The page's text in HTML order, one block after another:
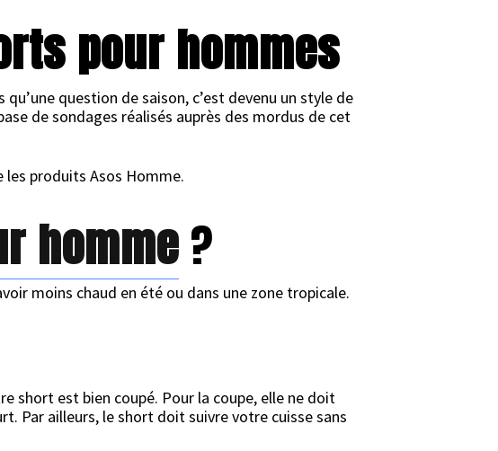
pour hommes
question de saison, c’est devenu un style de
de sondages réalisés auprès des mordus de cet
les produits Asos Homme.
homme?
moins chaud en été ou dans une zone tropicale.
short est bien coupé. Pour la coupe, elle ne doit
Par ailleurs, le short doit suivre votre cuisse sans